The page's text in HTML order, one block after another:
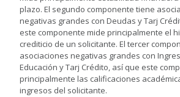
plazo. El segundo componente tiene
negativas grandes con Deudas y Tarj
este componente mide principalmente el
crediticio de un solicitante. El tercer
asociaciones negativas grandes con
Educación y Tarj Crédito, así que este
principalmente las calificaciones
ingresos del solicitante.